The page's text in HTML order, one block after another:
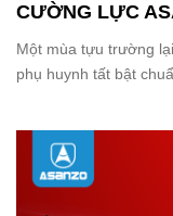
CƯỜNG LỰC
Một mùa tựu trường
phụ huynh tất bật